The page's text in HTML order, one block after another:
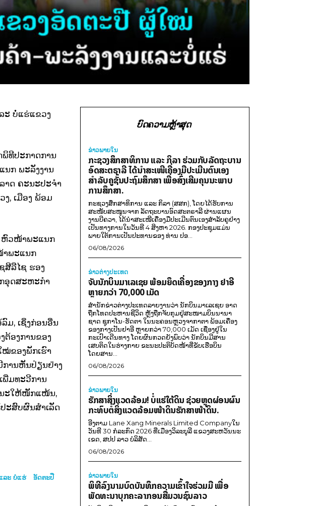
ະ ບໍ່ແຮ່ແຂວງ
ທີປະກາດການ
ກ ພະລັງງານ
າດ ຄະນະປະຈຳ
, ເມືອງ ພ້ອມ
ຫົວໜ້າພະແນກ
າພະແນກ
ສີລືໄຊ ຮອງ
ອຸດສະຫະກໍາ
ມ, ເຊິ່ງກ່ອນອື່ນ
ຕ້ອງການຂອງ
ໝ່ຂອງພັກເຮົາ
ການຫັນປ່ຽນຢ່າງ
ພີ່ມທະວີການ
ະໃຫ້ໜັກແໜ້ນ,
ະສົບຜົນສໍາເລັດ
ລະ ບໍ່ແຮ່
ອັດຕະປື
ບົດຄວາມຫຼ້າສຸດ
ຂ່າວພາຍ​ໃນ
ກະຊວງສຶກສາທິການ ແລະ ກິລາ ຮ່ວມກັບລັດຖະບານ
ອົດສະຕຣາລີ ໄດ້ນຳສະເໜີເຄື່ອງມືປະເມີນຕົນເອງ
ສຳລັບຄູຊັ້ນປະຖົມສຶກສາ ເພື່ອສົ່ງເສີມຄຸນນະພາບ
ການສຶກສາ.
ກະຊວງສຶກສາທິການ ແລະ ກິລາ (ສສກ), ໂດຍໄດ້ຮັບການ
ສະໜັບສະໜູນຈາກ ລັດຖະບານອົດສະຕຣາລີ ຜ່ານແຜນ
ງານບີຄວາ, ໄດ້ນຳສະເໜີເຄື່ອງມືປະເມີນຕົນເອງສຳລັບຄູຢ່າງ
ເປັນທາງການໃນວັນທີ 4 ສິງຫາ 2026. ກອງປະຊຸມແມ່ນ
ພາຍໃຕ້ການເປັນປະທານຂອງ ທ່ານ ປອ...
06/08/2026
ຂ່າວຕ່າງປະເທດ
ຈັບນັກບິນມາເລເຊຍ ພ້ອມຍຶດເຄື່ອງຂອງກາງ ຢາອີ
ຫຼາຍກວ່າ 70,000 ເມັດ
ສຳນັກຂ່າວຕ່າງປະເທດລາຍງານວ່າ ນັກບິນມາເລເຊຍ ອາດ
ຖືກໂທດປະຫານຊີວິດ ຫຼັງຖືກຈັບກຸມຢູ່ສະໜາມບິນນານາ
ຊາດ ຊູກາໂນ-ຮັດຕາ ໃນນະຄອນຫຼວງຈາກາຕາ ພ້ອມເຄື່ອງ
ຂອງກາງເປັນຢາອີ ຫຼາຍກວ່າ 70,000 ເມັດ ເຊື່ອງຢູ່ໃນ
ກະເປົາເດີນທາງ ໂດຍຜົນກວດຍັງພົບວ່າ ນັກບິນມີສານ
ເສບຕິດໃນຮ່າງກາຍ ຂະນະປະຕິບັດໜ້າທີ່ຂັບເຮືອບິນ
ໂດຍສານ...
06/08/2026
ຂ່າວພາຍ​ໃນ
ຮັກສາສິ່ງແວດລ້ອມ! ບໍ່ແຮ່ໃຕ້ດິນ ຊ່ວຍຫຼຸດຜ່ອນຜົນ
ກະທົບຕໍ່ສິ່ງແວດລ້ອມໜ້າດິນຮັກສາໜ້າດິນ.
ອີງຕາມ Lane Xang Minerals Limited Companyໃນ
ວັນທີ 30 ກໍລະກົດ 2026 ທີ່ເມືອງວິລະບູລີ ແຂວງສະຫວັນນະ
ເຂດ, ສປປ ລາວ ບໍລິສັດ...
06/08/2026
ຂ່າວພາຍ​ໃນ
ພິທີລົງນາມບົດບັນທຶກຄວາມເຂົ້າໃຈຮ່ວມມື ເພື່ອ
ພັດທະນາບຸກຄະລາກອນສື່ມວນຊົນລາວ